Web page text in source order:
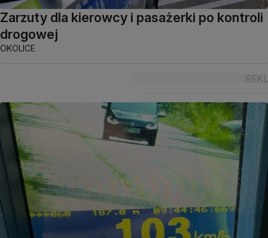
Zarzuty dla kierowcy i pasażerki po kontroli
drogowej
OKOLICE